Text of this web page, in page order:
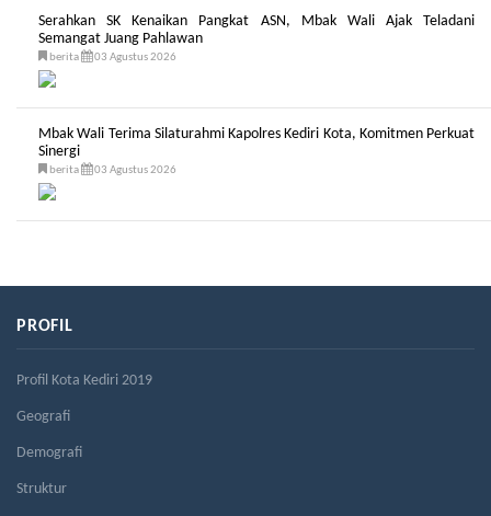
Serahkan SK Kenaikan Pangkat ASN, Mbak Wali Ajak Teladani
Semangat Juang Pahlawan
berita 03 Agustus 2026
Mbak Wali Terima Silaturahmi Kapolres Kediri Kota, Komitmen Perkuat
Sinergi
berita 03 Agustus 2026
PROFIL
Profil Kota Kediri 2019
Geografi
Demografi
Struktur